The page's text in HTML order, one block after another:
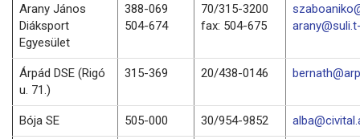
Arany János
Diáksport
Egyesület
388-069
504-674
70/315-3200
fax: 504-675
Árpád DSE (Rigó
u. 71.)
315-369 20/438-0146
Bója SE 505-000 30/954-9852